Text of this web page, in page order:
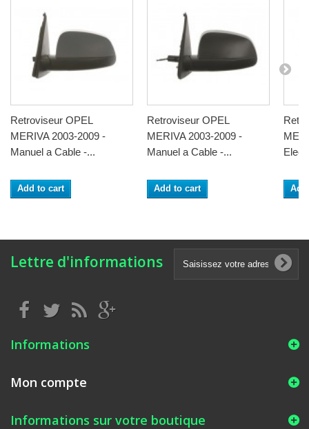
Retroviseur OPEL
MERIVA 2003-2009 -
Manuel a Cable -...
Add to cart
Retroviseur OPEL
MERIVA 2003-2009 -
Manuel a Cable -...
Add to cart
Lettre d'informations
Informations
Mon compte
Informations sur votre boutique